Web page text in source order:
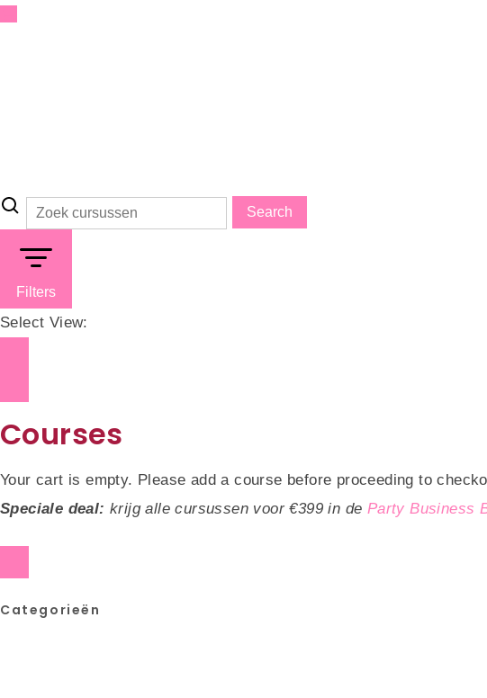
Search
Filters
Select View:
Courses
Your cart is empty. Please add a course before proceeding to
Speciale deal: krijg alle cursussen voor €399 in de Party Business
Categorieën